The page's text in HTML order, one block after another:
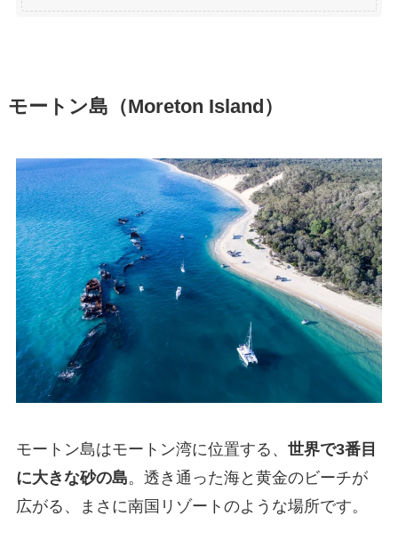
モートン島（Moreton Island）
モートン島はモートン湾に位置する、 世界で3番目
に大きな砂の島。透き通った海と黄金のビーチが
広がる、まさに南国リゾートのような場所です。